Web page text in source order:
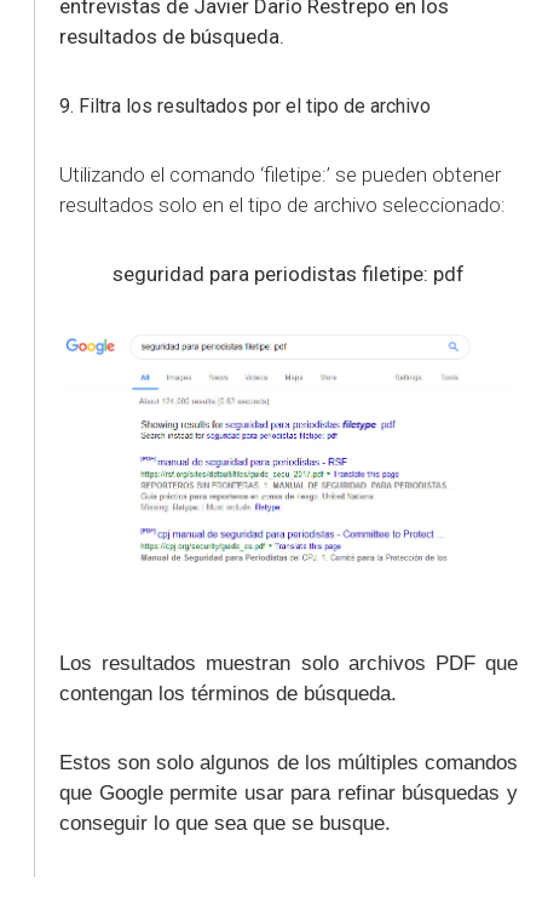
entrevistas de Javier Darío Restrepo en los
resultados de búsqueda.
9. Filtra los resultados por el tipo de archivo
Utilizando el comando ‘filetipe:’ se pueden obtener
resultados solo en el tipo de archivo seleccionado:
seguridad para periodistas filetipe: pdf
Los resultados muestran solo archivos PDF que
contengan los términos de búsqueda.
Estos son solo algunos de los múltiples comandos
que Google permite usar para refinar búsquedas y
conseguir lo que sea que se busque.